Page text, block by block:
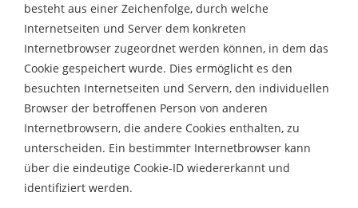
besteht aus einer Zeichenfolge, durch welche
Internetseiten und Server dem konkreten
Internetbrowser zugeordnet werden können, in dem das
Cookie gespeichert wurde. Dies ermöglicht es den
besuchten Internetseiten und Servern, den individuellen
Browser der betroffenen Person von anderen
Internetbrowsern, die andere Cookies enthalten, zu
unterscheiden. Ein bestimmter Internetbrowser kann
über die eindeutige Cookie-ID wiedererkannt und
identifiziert werden.